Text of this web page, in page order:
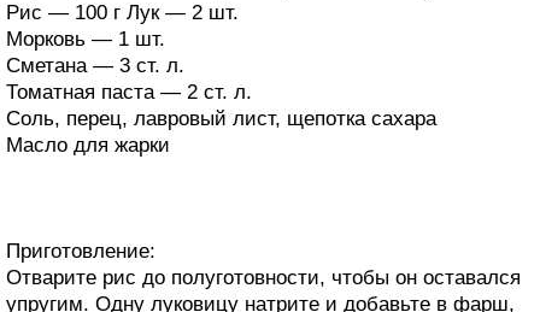
Рис — 100 г Лук — 2 шт.
Морковь — 1 шт.
Сметана — 3 ст. л.
Томатная паста — 2 ст. л.
Соль, перец, лавровый лист, щепотка сахара
Масло для жарки
Приготовление:
Отварите рис до полуготовности, чтобы он оставался
упругим. Одну луковицу натрите и добавьте в фарш,